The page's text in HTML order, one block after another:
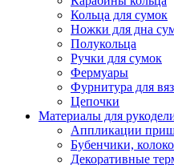
Кольца для сумок
Ножки для дна
Полукольца
Ручки для сумок
Фермуары
Фурнитура для
Цепочки
Материалы для
Аппликации
Бубенчики,
Декоративные